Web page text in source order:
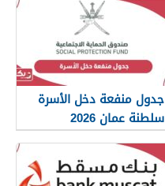
جدول منفعة دخل الأسرة
سلطنة عمان 2026